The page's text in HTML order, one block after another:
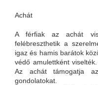
Achát
A férfiak az achát
felébreszthetik a
igaz és hamis barátok
védő amulettként
Az achát támogatja
gondolatokat.